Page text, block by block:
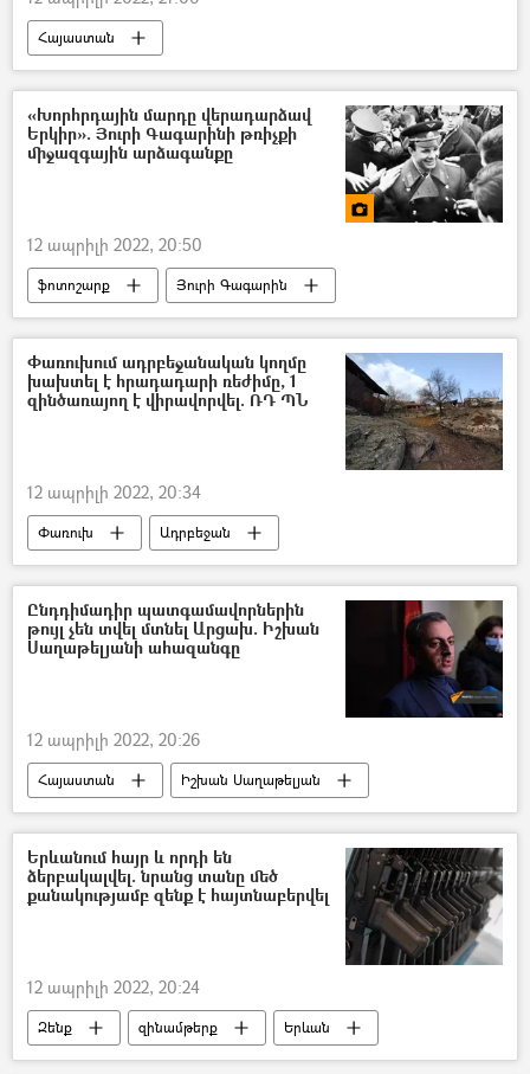
Հայաստան
Հայաստան - Իտալիա ֆուտբոլային հանդիպում
«Խորհրդային մարդը վերադարձավ
Երկիր». Յուրի Գագարինի թռիչքի
միջազգային արձագանքը
12 ապրիլի 2022, 20:50
ֆոտոշարք
Յուրի Գագարին
տիեզերագնաց
Փառուխում ադրբեջանական կողմը
խախտել է հրադադարի ռեժիմը, 1
զինծառայող է վիրավորվել. ՌԴ ՊՆ
12 ապրիլի 2022, 20:34
Փառուխ Ադրբեջան
Ընդդիմադիր պատգամավորներին
թույլ չեն տվել մտնել Արցախ. Իշխան
Սաղաթելյանի ահազանգը
12 ապրիլի 2022, 20:26
Հայաստան
Իշխան Սաղաթելյան
Արցախ
Ադրբեջան
Նիկոլ Փաշինյան
Իլհամ Ալիև
Երևանում հայր և որդի են
ձերբակալվել. նրանց տանը մեծ
քանակությամբ զենք է հայտնաբերվել
12 ապրիլի 2022, 20:24
Զենք զինամթերք Երևան